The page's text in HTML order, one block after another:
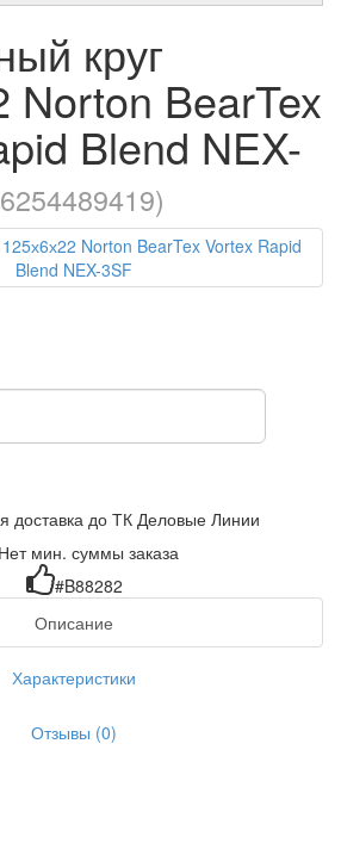
круг
Norton BearTex
Blend NEX-
доставка до ТК Деловые Линии
Нет мин. суммы заказа
#B88282
Описание
Характеристики
Отзывы (0)